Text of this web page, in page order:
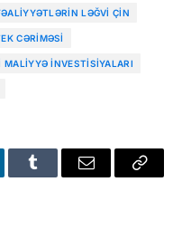
LƏĞVI ÇIN
CƏRIMƏSI
MALIYYƏ INVESTISIYALARI
Tumblr Email
Copy